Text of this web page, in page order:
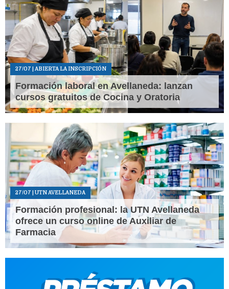
27/07 | ABIERTA LA INSCRIPCIÓN
Formación laboral en Avellaneda: lanzan
cursos gratuitos de Cocina y Oratoria
27/07 | UTN AVELLANEDA
Formación profesional: la UTN Avellaneda
ofrece un curso online de Auxiliar de
Farmacia